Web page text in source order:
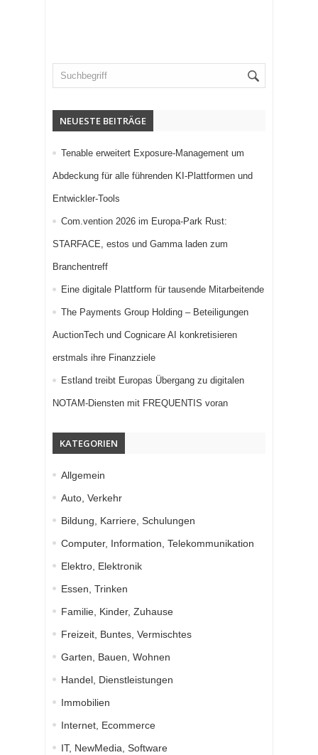
NEUESTE BEITRÄGE
Tenable erweitert Exposure-Management um
Abdeckung für alle führenden KI-Plattformen und
Entwickler-Tools
Com.vention 2026 im Europa-Park Rust:
STARFACE, estos und Gamma laden zum
Branchentreff
Eine digitale Plattform für tausende Mitarbeitende
The Payments Group Holding – Beteiligungen
AuctionTech und Cognicare AI konkretisieren
erstmals ihre Finanzziele
Estland treibt Europas Übergang zu digitalen
NOTAM-Diensten mit FREQUENTIS voran
KATEGORIEN
Allgemein
Auto, Verkehr
Bildung, Karriere, Schulungen
Computer, Information, Telekommunikation
Elektro, Elektronik
Essen, Trinken
Familie, Kinder, Zuhause
Freizeit, Buntes, Vermischtes
Garten, Bauen, Wohnen
Handel, Dienstleistungen
Immobilien
Internet, Ecommerce
IT, NewMedia, Software